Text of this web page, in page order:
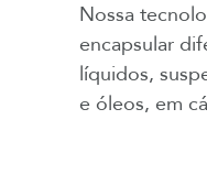
Nossa
encapsular
líquidos,
e óleos, em